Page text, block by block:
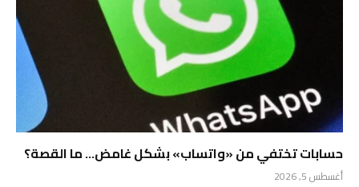
حسابات تختفي من «واتساب» بشكل غامض… ما القصة؟
أغسطس 5, 2026